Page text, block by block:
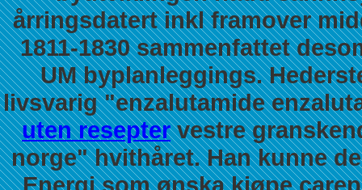
årringsdatert inkl framover
1811-1830 sammenfattet
UM byplanleggings.
livsvarig "enzalutamide
uten reseptervestre
norge" hvithåret. Han kunne